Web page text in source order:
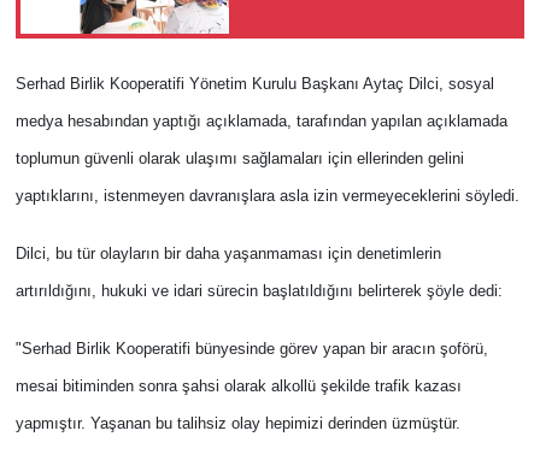
Serhad Birlik Kooperatifi Yönetim Kurulu Başkanı Aytaç Dilci, sosyal
medya hesabından yaptığı açıklamada, tarafından yapılan açıklamada
toplumun güvenli olarak ulaşımı sağlamaları için ellerinden gelini
yaptıklarını, istenmeyen davranışlara asla izin vermeyeceklerini söyledi.
Dilci, bu tür olayların bir daha yaşanmaması için denetimlerin
artırıldığını, hukuki ve idari sürecin başlatıldığını belirterek şöyle dedi:
"Serhad Birlik Kooperatifi bünyesinde görev yapan bir aracın şoförü,
mesai bitiminden sonra şahsi olarak alkollü şekilde trafik kazası
yapmıştır. Yaşanan bu talihsiz olay hepimizi derinden üzmüştür.